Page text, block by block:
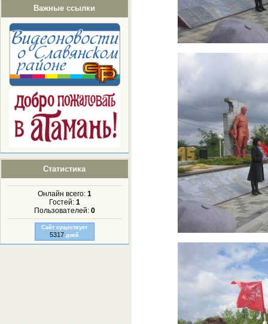
Важные ссылки
Статистика
Онлайн всего: 1
Гостей: 1
Пользователей: 0
Сайт существует
5317 дней